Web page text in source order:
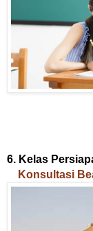
6. Kelas
Konsultasi